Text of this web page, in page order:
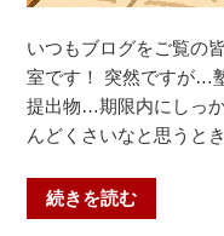
中・
栗
陵
中】”
の
いつもブログをご覧の
室です！ 突然ですが…
提出物…期限内にしっ
んどくさいなと思うと
“宿
題
続きを読む